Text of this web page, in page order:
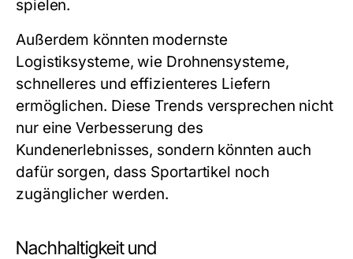
spielen.
Außerdem könnten modernste
Logistiksysteme, wie Drohnensysteme,
schnelleres und effizienteres Liefern
ermöglichen. Diese Trends versprechen nicht
nur eine Verbesserung des
Kundenerlebnisses, sondern könnten auch
dafür sorgen, dass Sportartikel noch
zugänglicher werden.
Nachhaltigkeit und